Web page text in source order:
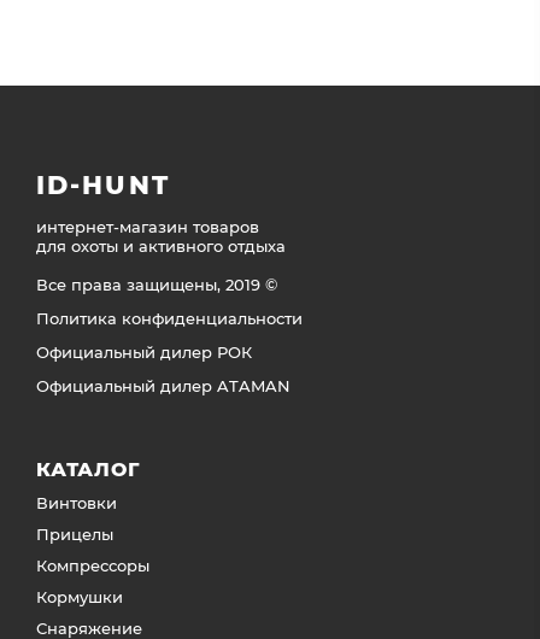
ID-HUNT
интернет-магазин товаров
для охоты и активного отдыха
Все права защищены, 2019 ©
Политика конфиденциальности
Официальный дилер РОК
Официальный дилер ATAMAN
КАТАЛОГ
Винтовки
Прицелы
Компрессоры
Кормушки
Снаряжение